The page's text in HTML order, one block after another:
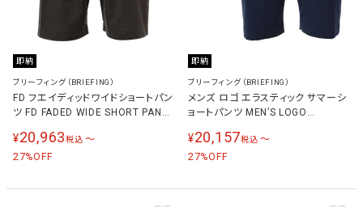
即納
ブリーフィング（BRIEFING）
FD フエイディッドワイドショートパン
ツ FD FADED WIDE SHORT PANTS
BLACK
¥20,963税込 〜
27%OFF
即納
ブリーフィング（BRIEFING）
メンズ ロゴ エラスティック サマーシ
ョートパンツ MEN’S LOGO
BRG251M70
¥20,157税込 〜
27%OFF